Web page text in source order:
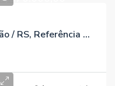
Sítio no Morro Grande / Viamão / RS, Referência 648